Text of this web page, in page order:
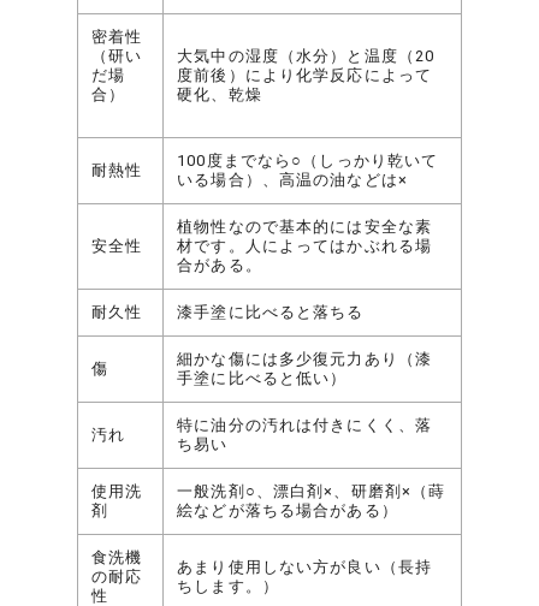
密着性
（研い
だ場
合）
大気中の湿度（水分）と温度（20
度前後）により化学反応によって
硬化、乾燥
耐熱性
100度までなら○（しっかり乾いて
いる場合）、高温の油などは×
安全性
植物性なので基本的には安全な素
材です。人によってはかぶれる場
合がある。
耐久性 漆手塗に比べると落ちる
傷
細かな傷には多少復元力あり（漆
手塗に比べると低い）
汚れ
特に油分の汚れは付きにくく、落
ち易い
使用洗
剤
一般洗剤○、漂白剤×、研磨剤×（蒔
絵などが落ちる場合がある）
食洗機
の耐応
性
あまり使用しない方が良い（長持
ちします。）